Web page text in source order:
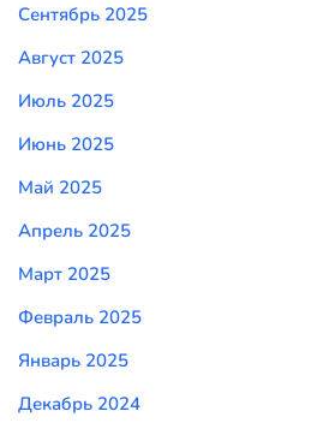
Сентябрь 2025
Август 2025
Июль 2025
Июнь 2025
Май 2025
Апрель 2025
Март 2025
Февраль 2025
Январь 2025
Декабрь 2024